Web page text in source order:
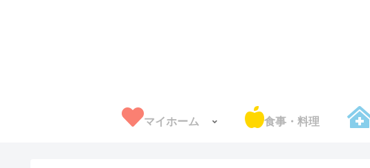
マイホーム 食事・料理